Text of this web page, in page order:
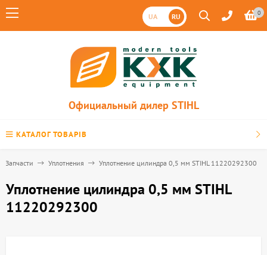
UA RU 0
Официальный дилер STIHL
КАТАЛОГ ТОВАРІВ
Запчасти Уплотнения Уплотнение цилиндра 0,5 мм STIHL 11220292300
Уплотнение цилиндра 0,5 мм STIHL
11220292300